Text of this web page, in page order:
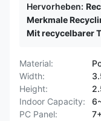
Hervorheben:
Merkmale
Mit recycelbarer
Material:
Width:
Height:
Indoor Capacity:
PC Panel: